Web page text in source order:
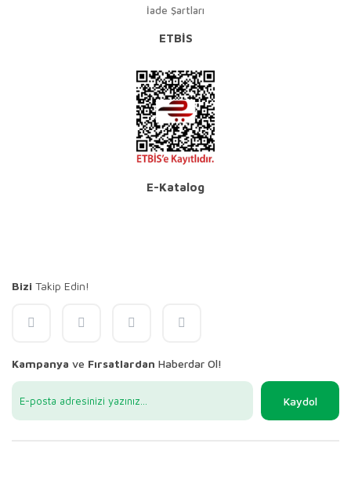
İade Şartları
ETBİS
E-Katalog
Bizi Takip Edin!
Kampanya ve Fırsatlardan Haberdar Ol!
Kaydol